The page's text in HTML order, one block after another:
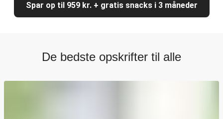
Spar op til 959 kr. + gratis snacks i 3 måneder
De bedste opskrifter til alle